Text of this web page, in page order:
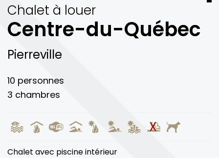
Chalet à louer
Centre-du-Québec
Pierreville
10 personnes
3 chambres
Chalet avec piscine intérieur